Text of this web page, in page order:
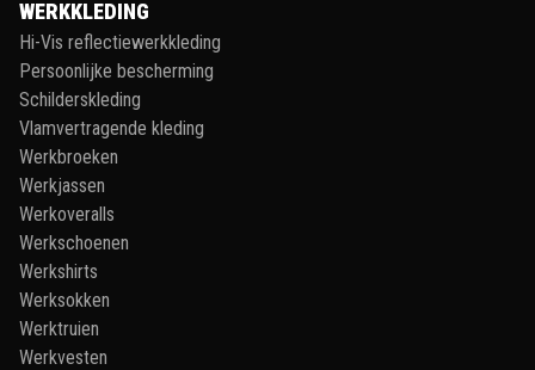
WERKKLEDING
Hi-Vis reflectiewerkkleding
Persoonlijke bescherming
Schilderskleding
Vlamvertragende kleding
Werkbroeken
Werkjassen
Werkoveralls
Werkschoenen
Werkshirts
Werksokken
Werktruien
Werkvesten